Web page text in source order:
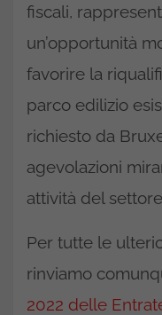
fiscali,
un’opportunità
favorire la
parco edilizio
richiesto da
agevolazioni
attività del
Per tutte le
rinviamo
2022 delle